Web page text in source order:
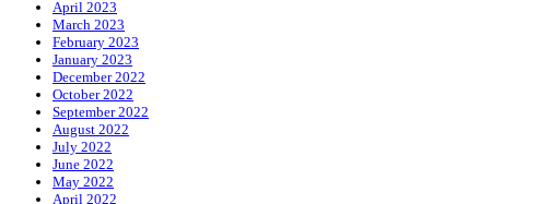
April 2023
March 2023
February 2023
January 2023
December 2022
October 2022
September 2022
August 2022
July 2022
June 2022
May 2022
April 2022